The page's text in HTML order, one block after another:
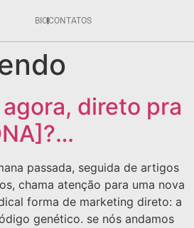
BIOCONTATOS
direto pra
passada, seguida de artigos
chama atenção para uma nova
forma de marketing direto: a
genético. se nós andamos